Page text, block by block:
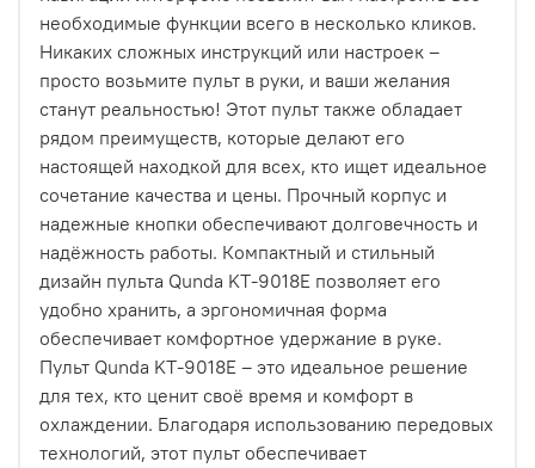
необходимые функции всего в несколько кликов.
Никаких сложных инструкций или настроек –
просто возьмите пульт в руки, и ваши желания
станут реальностью! Этот пульт также обладает
рядом преимуществ, которые делают его
настоящей находкой для всех, кто ищет идеальное
сочетание качества и цены. Прочный корпус и
надежные кнопки обеспечивают долговечность и
надёжность работы. Компактный и стильный
дизайн пульта Qunda KT-9018E позволяет его
удобно хранить, а эргономичная форма
обеспечивает комфортное удержание в руке.
Пульт Qunda KT-9018E – это идеальное решение
для тех, кто ценит своё время и комфорт в
охлаждении. Благодаря использованию передовых
технологий, этот пульт обеспечивает